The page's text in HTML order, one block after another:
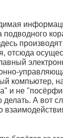
отсюда
компьютер,
и не
делать. А вот